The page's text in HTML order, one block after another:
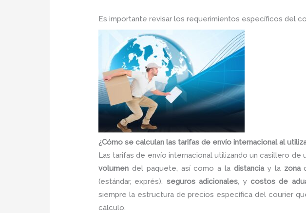
Es importante revisar los requerimientos específicos del
¿Cómo se calculan las tarifas de envío internacional al
Las tarifas de envío internacional utilizando un casillero
volumen del paquete, así como a ladistanciay la zona
(estándar, exprés), seguros adicionales, ycostos de
siempre la estructura de precios específica del courier
cálculo.